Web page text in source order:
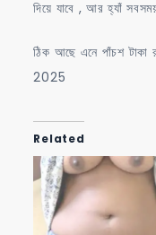
দিয়ে যাবে , আর হ্যাঁ
ঠিক আছে এনে পাঁচশ
2025
Related